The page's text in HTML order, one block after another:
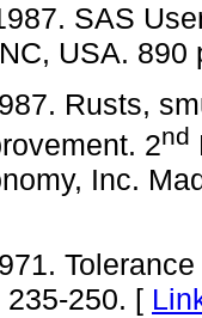
SAS
USA.
Rusts,
2nd
Inc.
250. [